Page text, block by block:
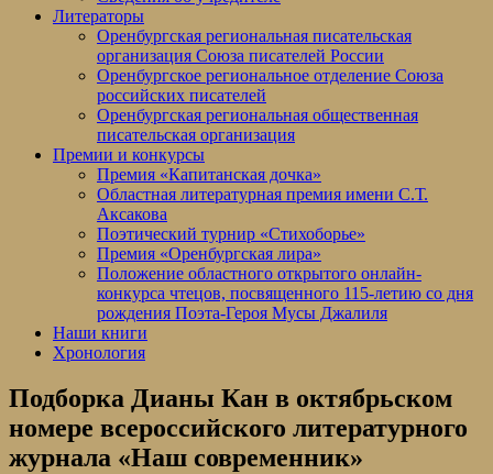
Литераторы
Оренбургская региональная писательская
организация Союза писателей России
Оренбургское региональное отделение Союза
российских писателей
Оренбургская региональная общественная
писательская организация
Премии и конкурсы
Премия «Капитанская дочка»
Областная литературная премия имени С.Т.
Аксакова
Поэтический турнир «Стихоборье»
Премия «Оренбургская лира»
Положение областного открытого онлайн-
конкурса чтецов, посвященного 115-летию со дня
рождения Поэта-Героя Мусы Джалиля
Наши книги
Хронология
Подборка Дианы Кан в октябрьском
номере всероссийского литературного
журнала «Наш современник»